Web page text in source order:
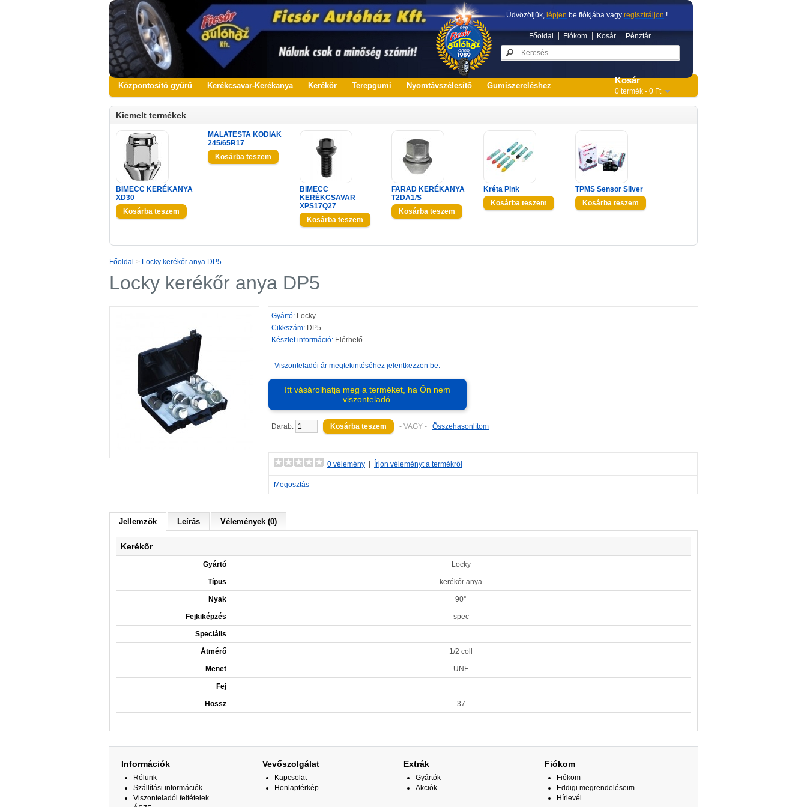
Kosár
0 termék - 0 Ft
Üdvözöljük, lépjen be fiókjába vagy regisztráljon !
Főoldal Fiókom Kosár Pénztár
Központosító gyűrű Kerékcsavar-Kerékanya Kerékőr Terepgumi Nyomtávszélesítő Gumiszereléshez
Kiemelt termékek
BIMECC KERÉKANYA
XD30
MALATESTA KODIAK
245/65R17
BIMECC
KERÉKCSAVAR
XPS17Q27
FARAD KERÉKANYA
T2DA1/S
Kréta Pink TPMS Sensor Silver
Főoldal > Locky kerékőr anya DP5
Locky kerékőr anya DP5
Gyártó: Locky
Cikkszám: DP5
Készlet információ: Elérhető
Viszonteladói ár megtekintéséhez jelentkezzen be.
Itt vásárolhatja meg a terméket, ha Ön nem
viszonteladó.
Darab: - VAGY - Összehasonlítom
0 vélemény Írjon véleményt a termékről
Megosztás
Jellemzők Leírás Vélemények (0)
Kerékőr
Gyártó Locky
Típus kerékőr anya
Nyak 90°
Fejkiképzés spec
Speciális
Átmérő 1/2 coll
Menet UNF
Fej
Hossz 37
Információk
Rólunk
Szállítási információk
Viszonteladói feltételek
Vevőszolgálat
Kapcsolat
Honlaptérkép
Extrák
Gyártók
Akciók
Fiókom
Fiókom
Eddigi megrendeléseim
Hírlevél